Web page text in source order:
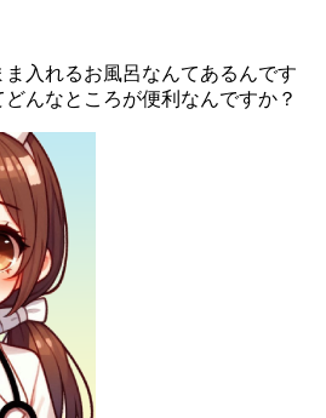
入れるお風呂なんてあるんです
んなところが便利なんですか？